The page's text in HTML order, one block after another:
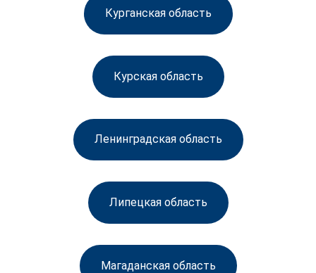
Курганская область
Курская область
Ленинградская область
Липецкая область
Магаданская область